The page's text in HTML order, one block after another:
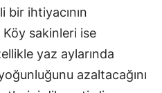
bir ihtiyacının
Köy sakinleri ise
yaz aylarında
azaltacağını